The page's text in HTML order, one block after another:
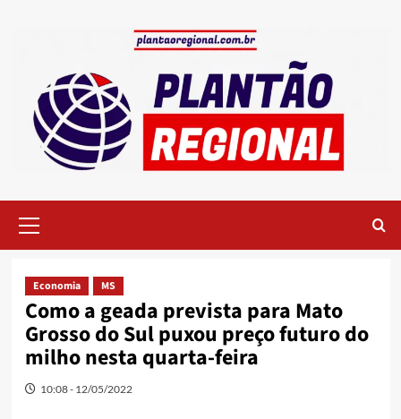
Menu
Economia MS
Como a geada prevista para Mato
Grosso do Sul puxou preço futuro do
milho nesta quarta-feira
10:08 - 12/05/2022